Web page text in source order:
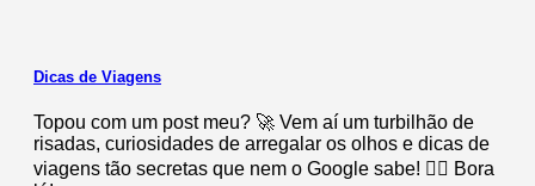
Dicas de Viagens
Topou com um post meu? 🚀 Vem aí um turbilhão de
risadas, curiosidades de arregalar os olhos e dicas de
viagens tão secretas que nem o Google sabe! 🕵️‍♂️ Bora